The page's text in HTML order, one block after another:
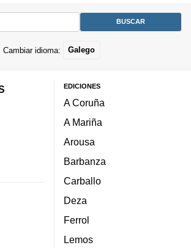
Cambiar idioma: Galego
EDICIONES
A Coruña
A Mariña
Arousa
Barbanza
Carballo
Deza
Ferrol
Lemos